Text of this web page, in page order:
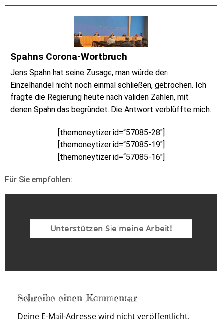
Spahns Corona-Wortbruch
Jens Spahn hat seine Zusage, man würde den
Einzelhandel nicht noch einmal schließen, gebrochen. Ich
fragte die Regierung heute nach validen Zahlen, mit
denen Spahn das begründet. Die Antwort verblüffte mich.
[themoneytizer id=“57085-28″]
[themoneytizer id=“57085-19″]
[themoneytizer id=“57085-16″]
Für Sie empfohlen:
Unterstützen Sie meine Arbeit!
Schreibe einen Kommentar
Deine E-Mail-Adresse wird nicht veröffentlicht.